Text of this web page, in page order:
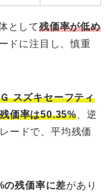
として残価率が低め
ドに注目し、慎重
スズキセーフティ
価率は50.35% 、逆
ードで、平均残価
の残価率に差があり